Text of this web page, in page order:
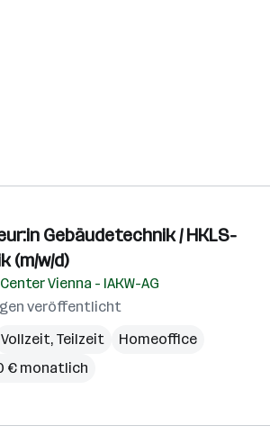
Gebäudetechnik / HKLS-
(m/w/d)
Vienna - IAKW-AG
veröffentlicht
Vollzeit, Teilzeit
Homeoffice
€ monatlich